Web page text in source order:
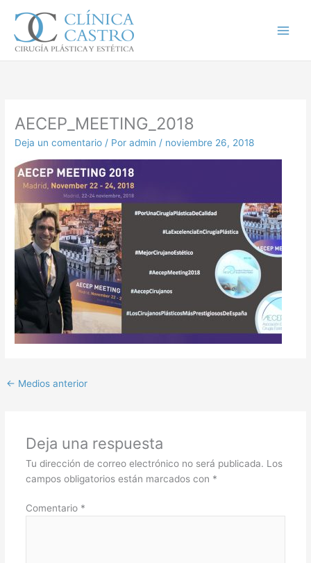
contenido
AECEP_MEETING_2018
Deja un comentario / Poradmin/ noviembre 26, 2018
← Medios anterior
Deja una respuesta
Tu dirección de correo electrónico no será publicada. Los
campos obligatorios están marcados con *
Comentario *